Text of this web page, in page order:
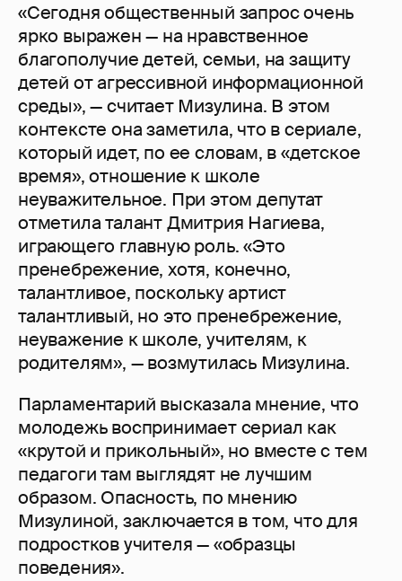
«Сегодня общественный запрос очень
ярко выражен — на нравственное
благополучие детей, семьи, на защиту
детей от агрессивной информационной
среды», — считает Мизулина. В этом
контексте она заметила, что в сериале,
который идет, по ее словам, в «детское
время», отношение к школе
неуважительное. При этом депутат
отметила талант Дмитрия Нагиева,
играющего главную роль. «Это
пренебрежение, хотя, конечно,
талантливое, поскольку артист
талантливый, но это пренебрежение,
неуважение к школе, учителям, к
родителям», — возмутилась Мизулина.
Парламентарий высказала мнение, что
молодежь воспринимает сериал как
«крутой и прикольный», но вместе с тем
педагоги там выглядят не лучшим
образом. Опасность, по мнению
Мизулиной, заключается в том, что для
подростков учителя — «образцы
поведения».